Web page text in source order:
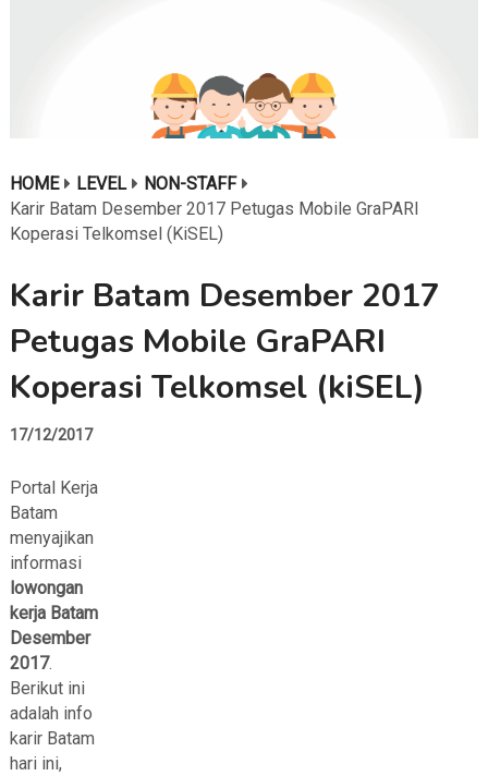
HOME LEVEL
NON-STAFF
Karir Batam Desember 2017 Petugas Mobile GraPARI
Koperasi Telkomsel (kiSEL)
Karir Batam Desember 2017
Petugas Mobile GraPARI
Koperasi Telkomsel (kiSEL)
17/12/2017
Portal Kerja
Batam
menyajikan
informasi
lowongan
kerja Batam
Desember
2017.
Berikut ini
adalah info
karir Batam
hari ini,